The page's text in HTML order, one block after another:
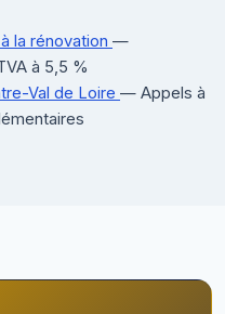
la rénovation —
à 5,5 %
Val de Loire — Appels à